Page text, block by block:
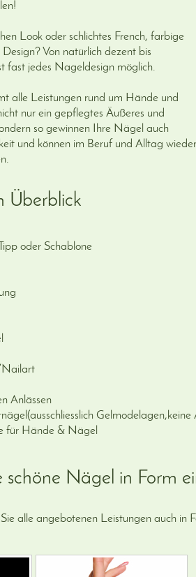
Look oder schlichtes French, farbige
Von natürlich dezent bis
fast jedes Nageldesign möglich.
alle Leistungen rund um Hände und
nur ein gepflegtes Äußeres und
so gewinnen Ihre Nägel auch
und können im Beruf und Alltag wieder
Überblick
oder Schablone
Nailart
Anlässen
für Hände & Nägel
schöne Nägel in Form
alle angebotenen Leistungen auch in